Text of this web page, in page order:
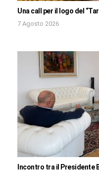
Una call per il logo del
7 Agosto 2026
Incontro tra il Presidente